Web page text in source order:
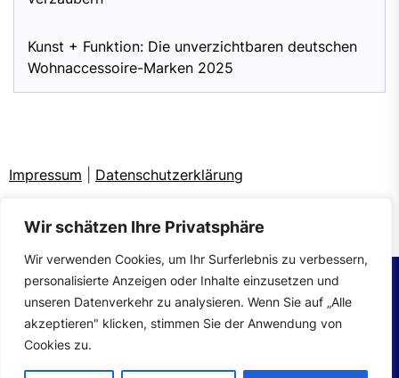
Wir schätzen Ihre Privatsphäre
Wir verwenden Cookies, um Ihr Surferlebnis zu verbessern,
personalisierte Anzeigen oder Inhalte einzusetzen und
unseren Datenverkehr zu analysieren. Wenn Sie auf „Alle
akzeptieren" klicken, stimmen Sie der Anwendung von
Cookies zu.
Kunst + Funktion: Die unverzichtbaren deutschen
Wohnaccessoire-Marken 2025
Impressum Datenschutzerklärung
Copyright © 2026wohntrends.All rights reserved.
Theme: Mahalo By